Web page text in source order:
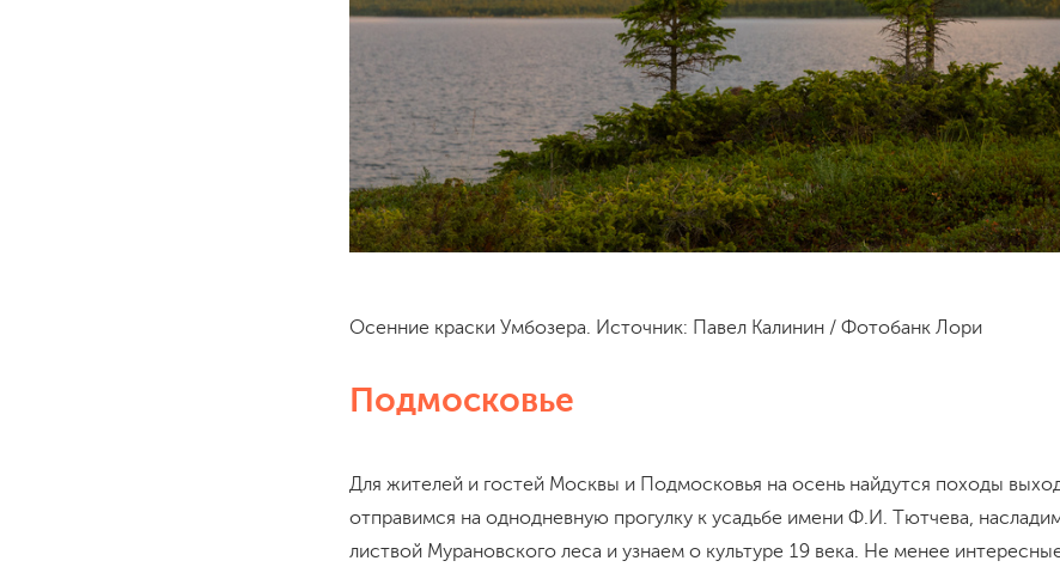
Осенние краски Умбозера. Источник: Павел Калинин / Фотобанк Лори
Подмосковье
Для жителей и гостей Москвы и Подмосковья на осень найдутся походы
отправимся на однодневную прогулку к усадьбе имени Ф.И. Тютчева,
листвой Мурановского леса и узнаем о культуре 19 века. Не менее